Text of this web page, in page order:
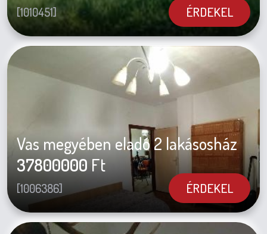
[1010451] ÉRDEKEL
Vas megyében eladó 2 lakásosház
37800000Ft
[1006386] ÉRDEKEL